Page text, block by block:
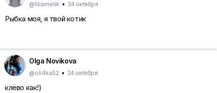
@liliamelik • 24 октября
Рыбка моя, я твой котик
Olga Novikova
@oli4ka52 • 24 октября
клёво как!)